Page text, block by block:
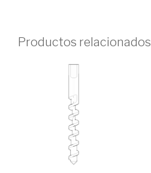
Productos relacionados